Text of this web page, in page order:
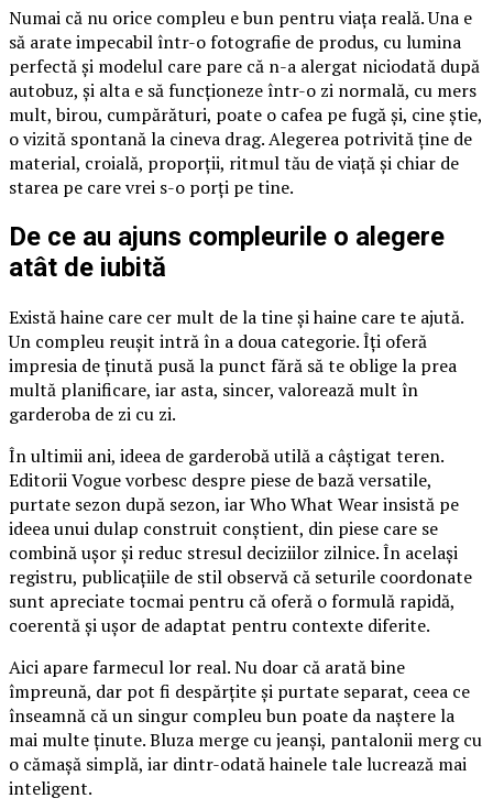
Numai că nu orice compleu e bun pentru viața reală. Una e
să arate impecabil într-o fotografie de produs, cu lumina
perfectă și modelul care pare că n-a alergat niciodată după
autobuz, și alta e să funcționeze într-o zi normală, cu mers
mult, birou, cumpărături, poate o cafea pe fugă și, cine știe,
o vizită spontană la cineva drag. Alegerea potrivită ține de
material, croială, proporții, ritmul tău de viață și chiar de
starea pe care vrei s-o porți pe tine.
De ce au ajuns compleurile o alegere
atât de iubită
Există haine care cer mult de la tine și haine care te ajută.
Un compleu reușit intră în a doua categorie. Îți oferă
impresia de ținută pusă la punct fără să te oblige la prea
multă planificare, iar asta, sincer, valorează mult în
garderoba de zi cu zi.
În ultimii ani, ideea de garderobă utilă a câștigat teren.
Editorii Vogue vorbesc despre piese de bază versatile,
purtate sezon după sezon, iar Who What Wear insistă pe
ideea unui dulap construit conștient, din piese care se
combină ușor și reduc stresul deciziilor zilnice. În același
registru, publicațiile de stil observă că seturile coordonate
sunt apreciate tocmai pentru că oferă o formulă rapidă,
coerentă și ușor de adaptat pentru contexte diferite.
Aici apare farmecul lor real. Nu doar că arată bine
împreună, dar pot fi despărțite și purtate separat, ceea ce
înseamnă că un singur compleu bun poate da naștere la
mai multe ținute. Bluza merge cu jeanși, pantalonii merg cu
o cămașă simplă, iar dintr-odată hainele tale lucrează mai
inteligent.